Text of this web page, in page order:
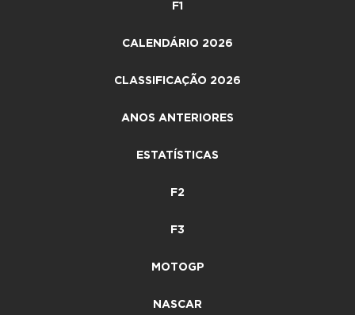
F1
CALENDÁRIO 2026
CLASSIFICAÇÃO 2026
ANOS ANTERIORES
ESTATÍSTICAS
F2
F3
MOTOGP
NASCAR